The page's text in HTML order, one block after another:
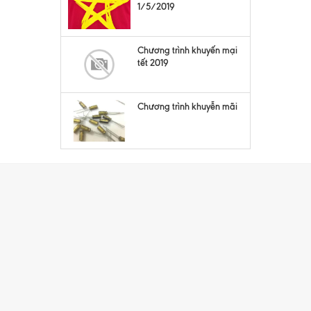
1/5/2019
Chương trình khuyến mại
tết 2019
Chương trình khuyễn mãi